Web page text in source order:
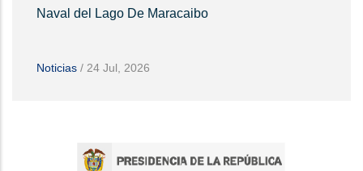
Naval del Lago De Maracaibo
Noticias / 24 Jul, 2026